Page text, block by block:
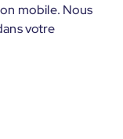
mobile. Nous
votre